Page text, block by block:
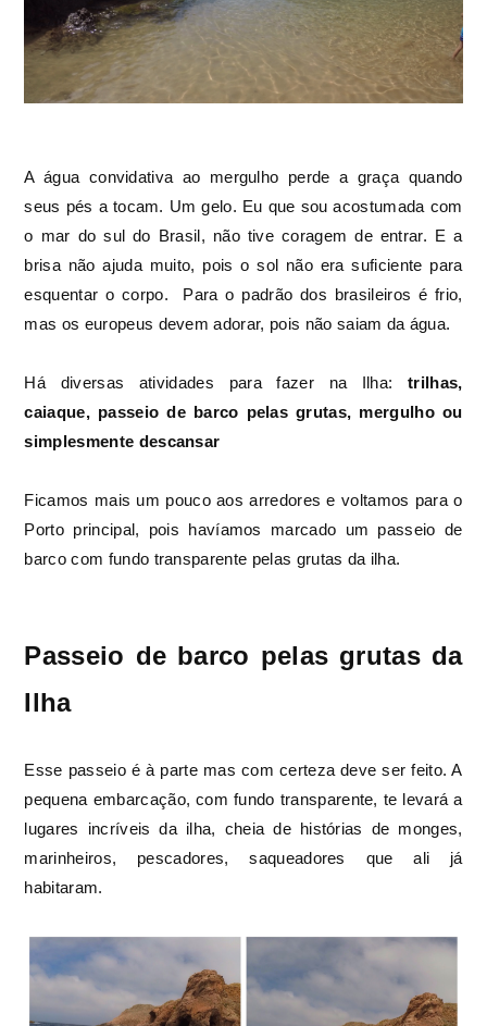
A água convidativa ao mergulho perde a graça quando
seus pés a tocam. Um gelo. Eu que sou acostumada com
o mar do sul do Brasil, não tive coragem de entrar. E a
brisa não ajuda muito, pois o sol não era suficiente para
esquentar o corpo. Para o padrão dos brasileiros é frio,
mas os europeus devem adorar, pois não saiam da água.
Há diversas atividades para fazer na Ilha:trilhas,
caiaque, passeio de barco pelas grutas, mergulho ou
simplesmente descansar
Ficamos mais um pouco aos arredores e voltamos para o
Porto principal, pois havíamos marcado um passeio de
barco com fundo transparente pelas grutas da ilha.
Passeio de barco pelas grutas da
Ilha
Esse passeio é à parte mas com certeza deve ser feito. A
pequena embarcação, com fundo transparente, te levará a
lugares incríveis da ilha, cheia de histórias de monges,
marinheiros, pescadores, saqueadores que ali já
habitaram.